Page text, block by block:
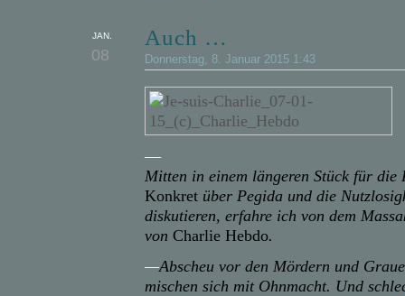
JAN.
08
Auch …
Donnerstag, 8. Januar 2015 1:43
—
Mitten in einem längeren Stück für die
Konkret über Pegida und die
diskutieren, erfahre ich von dem
von Charlie Hebdo.
—Abscheu vor den Mördern und
mischen sich mit Ohnmacht. Und